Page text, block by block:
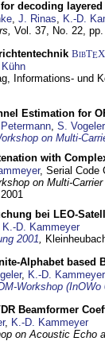
decoding layered
, J. Rinas, K.-D.
Vol. 37, No. 22, pp.
BibTEX
Informations- und
Estimation for
, S. Vogeler
on Multi-
with
, Serial Code
on Multi-
bei LEO-
K.-D. Kammeyer
2001,
Alphabet based
, K.-D. Kammeyer
Workshop (InOWo
Beamformer
, K.-D. Kammeyer
on Acoustic Echo